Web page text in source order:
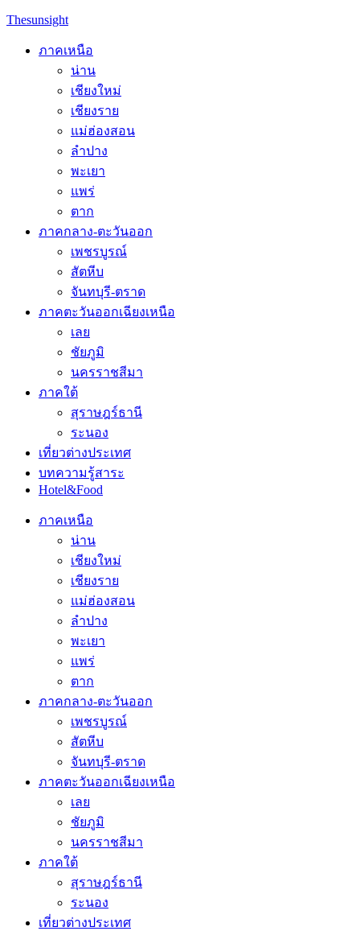
Skip
content
Thesunsight
ภาคเหนือ
น่าน
เชียงใหม่
เชียงราย
แม่ฮ่องสอน
ลำปาง
พะเยา
แพร่
ตาก
ภาคกลาง-ตะวันออก
เพชรบูรณ์
สัตหีบ
จันทบุรี-ตราด
ภาคตะวันออกเฉียงเหนือ
เลย
ชัยภูมิ
นครราชสีมา
ภาคใต้
สุราษฎร์ธานี
ระนอง
เที่ยวต่างประเทศ
บทความรู้สาระ
Hotel&Food
ภาคเหนือ
น่าน
เชียงใหม่
เชียงราย
แม่ฮ่องสอน
ลำปาง
พะเยา
แพร่
ตาก
ภาคกลาง-ตะวันออก
เพชรบูรณ์
สัตหีบ
จันทบุรี-ตราด
ภาคตะวันออกเฉียงเหนือ
เลย
ชัยภูมิ
นครราชสีมา
ภาคใต้
สุราษฎร์ธานี
ระนอง
เที่ยวต่างประเทศ